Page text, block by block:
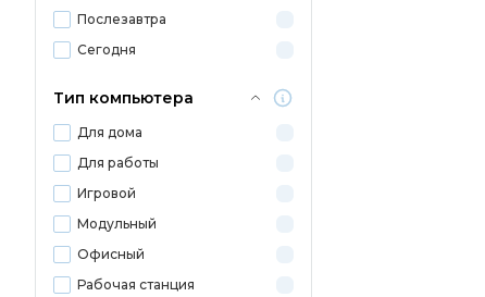
Послезавтра
Сегодня
Тип компьютера
Для дома
Для работы
Игровой
Модульный
Офисный
Рабочая станция